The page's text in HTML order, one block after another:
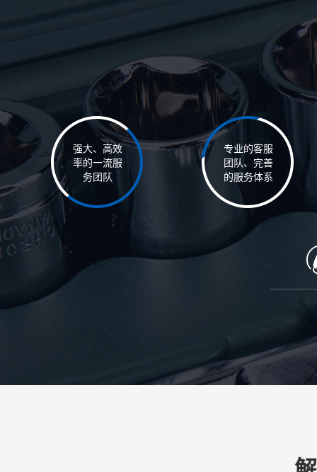
强大、高效
率的一流服
务团队
专业的客服
团队、完善
的服务体系